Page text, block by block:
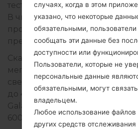
тесте многоядерного
В чипсете может
процессор Mali-G68. На
предустановлен Android 12.
Сканер отпечатков пальцев
мегапиксельная основная
сверхширокоугольная
до 4K — все это возможности
Galaxy M33 5G питается от
6000 мАч от Samsung.
случаях, когда в этом
указано, что некоторые
обязательными,
сообщать эти данные без
доступности или
Пользователи, которые не
персональные данные
обязательными, могут
владельцем.
Любое использование файлов
других средств отслеживания